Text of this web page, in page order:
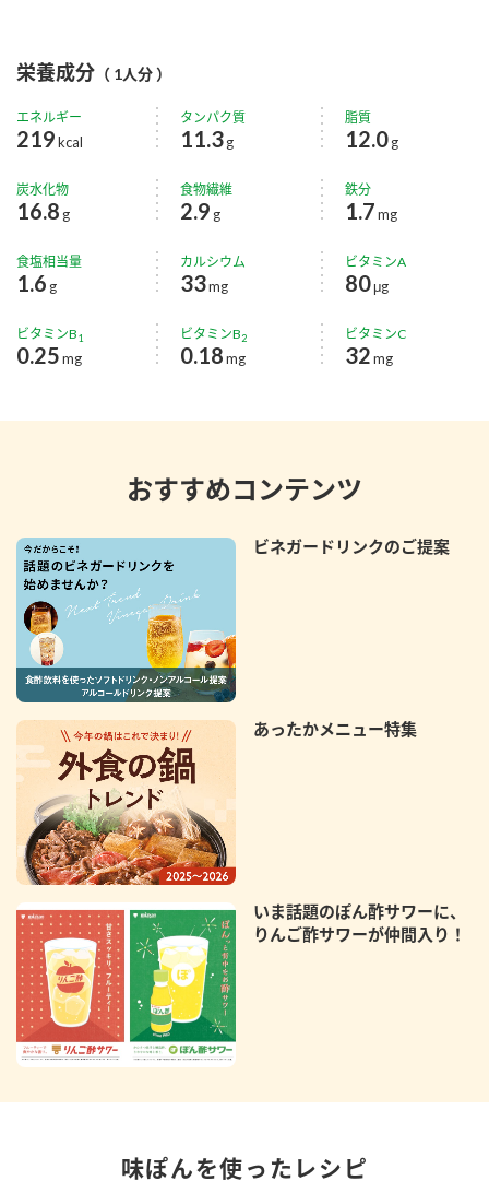
栄養成分 （ 1人分 ）
エネルギー
219kcal
タンパク質
11.3g
脂質
12.0 g
炭水化物
16.8 g
食物繊維
2.9 g
鉄分
1.7mg
食塩相当量
1.6 g
カルシウム
33mg
ビタミンA
80μg
ビタミンB1
0.25mg
ビタミンB2
0.18 mg
ビタミンC
32mg
おすすめコンテンツ
ビネガードリンクのご提案
あったかメニュー特集
いま話題のぽん酢サワーに、
りんご酢サワーが仲間入り！
味ぽんを使ったレシピ